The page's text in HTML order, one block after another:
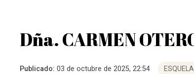
Dña. CARMEN
Publicado: 03 de octubre de 2025, 22:54